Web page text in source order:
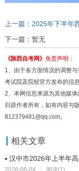
上一篇：2025年下半年
下一篇：暂无
《陕西自考网》 免责声明：
1、由于各方面情况的调整
考试院及院校官方发布的信息
2、本网信息来源为其他媒
归原作者所有，如有内容与
812379481@qq.com。
相关文章
▪ 汉中市2026年上半年